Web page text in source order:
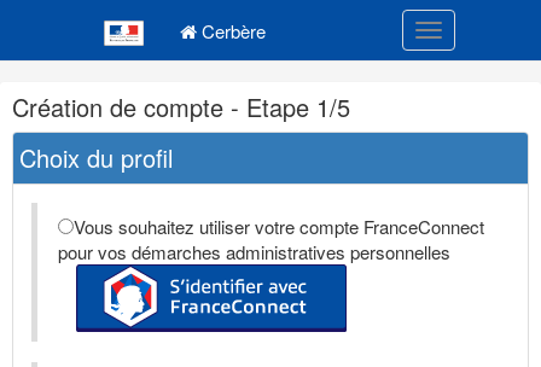
Cerbère Toggle
Navigation
et
outils
annexes
Création de compte - Etape 1/5
Choix du profil
Vous souhaitez utiliser votre compte FranceConnect
pour vos démarches administratives personnelles